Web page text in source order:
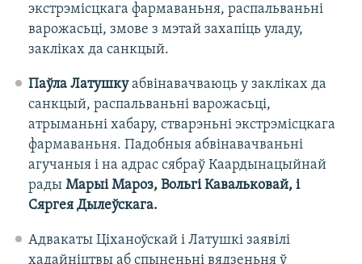
экстрэмісцкага фармаваньня, распальваньні
варожасьці, змове з мэтай захапіць уладу,
закліках да санкцый.
Паўла Латушкуабвінавачваюць у закліках да
санкцый, распальваньні варожасьці,
атрыманьні хабару, стварэньні экстрэмісцкага
фармаваньня. Падобныя абвінавачваньні
агучаныя і на адрас сябраў Каардынацыйнай
рады Марыі Мароз, Вольгі Кавальковай, і
Сяргея Дылеўскага.
Адвакаты Ціханоўскай і Латушкі заявілі
хадайніцтвы аб спыненьні вядзеньня ў